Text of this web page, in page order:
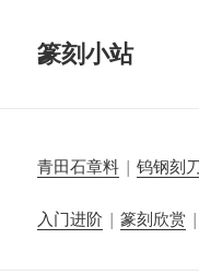
篆刻小站
青田石章料 |钨钢刻
入门进阶 |篆刻欣赏 |